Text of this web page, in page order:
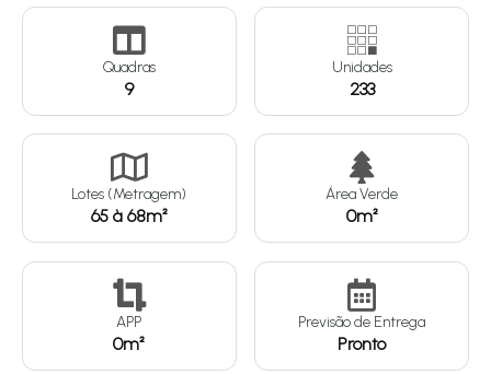
Quadras
9
Unidades
233
Lotes (Metragem)
65 à 68m²
Área Verde
0m²
APP
0m²
Previsão de Entrega
Pronto
Continuar